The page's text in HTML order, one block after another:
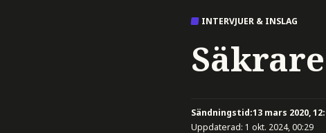
INTERVJUER & INSLAG
Sändningstid:13 mars 2020,
Uppdaterad: 1 okt. 2024, 00:29